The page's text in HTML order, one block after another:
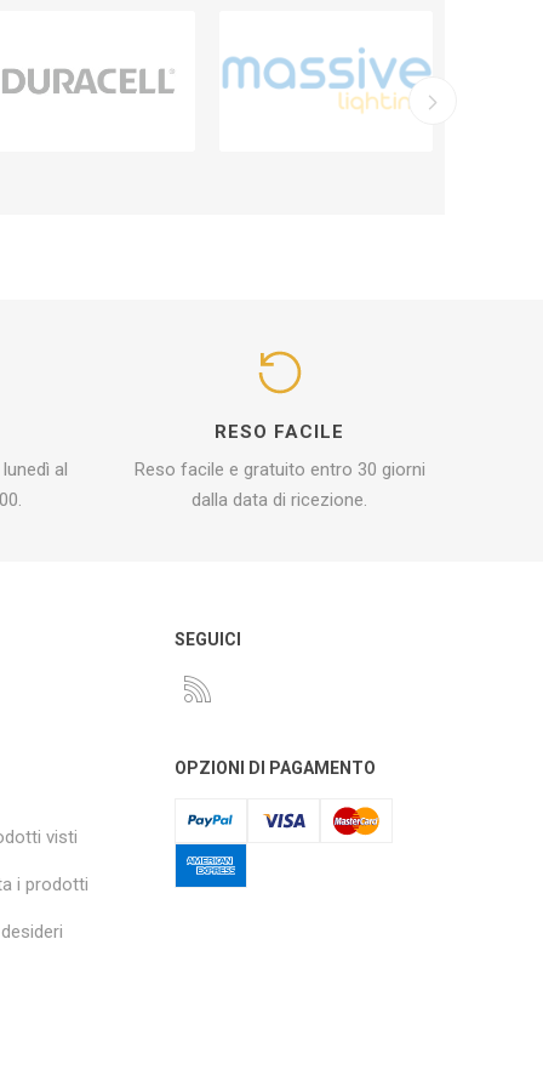
al
RESO FACILE
Reso facile e gratuito entro 30 giorni
dalla data di ricezione.
visti
i prodotti
SEGUICI
OPZIONI DI PAGAMENTO